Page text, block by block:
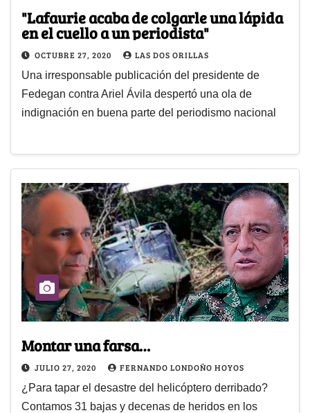
"Lafaurie acaba de colgarle una lápida
en el cuello a un periodista"
OCTUBRE 27, 2020 LAS DOS ORILLAS
Una irresponsable publicación del presidente de
Fedegan contra Ariel Ávila despertó una ola de
indignación en buena parte del periodismo nacional
Montar una farsa…
JULIO 27, 2020 FERNANDO LONDOÑO HOYOS
¿Para tapar el desastre del helicóptero derribado?
Contamos 31 bajas y decenas de heridos en los